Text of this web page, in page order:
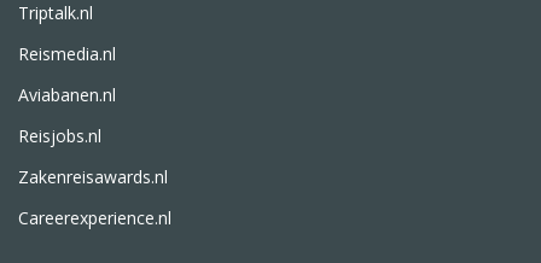
Triptalk.nl
Reismedia.nl
Aviabanen.nl
Reisjobs.nl
Zakenreisawards.nl
Careerexperience.nl